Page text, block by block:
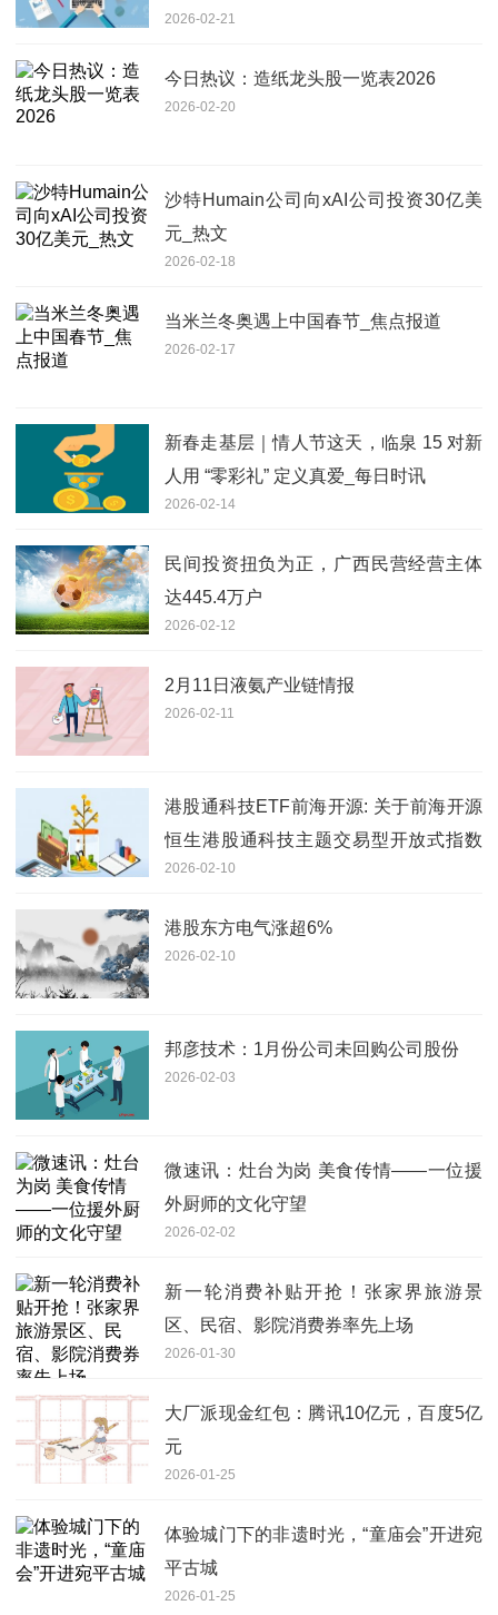
2026-02-21
今日热议：造纸龙头股一览表2026
2026-02-20
沙特Humain公司向xAI公司投资30亿美
元_热文
2026-02-18
当米兰冬奥遇上中国春节_焦点报道
2026-02-17
新春走基层｜情人节这天，临泉 15 对新
人用 “零彩礼” 定义真爱_每日时讯
2026-02-14
民间投资扭负为正，广西民营经营主体
达445.4万户
2026-02-12
2月11日液氨产业链情报
2026-02-11
港股通科技ETF前海开源: 关于前海开源
恒生港股通科技主题交易型开放式指数
证券投资基金上市交易提示性公告
2026-02-10
港股东方电气涨超6%
2026-02-10
邦彦技术：1月份公司未回购公司股份
2026-02-03
微速讯：灶台为岗 美食传情——一位援
外厨师的文化守望
2026-02-02
新一轮消费补贴开抢！张家界旅游景
区、民宿、影院消费券率先上场
2026-01-30
大厂派现金红包：腾讯10亿元，百度5亿
元
2026-01-25
体验城门下的非遗时光，“童庙会”开进宛
平古城
2026-01-25